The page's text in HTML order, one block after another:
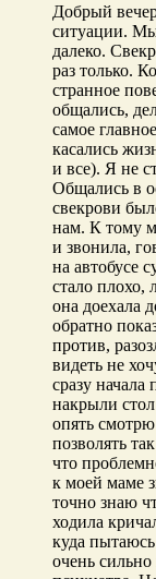
Добрый
ситуации.
далеко.
раз только.
странное
общались,
самое
касались
и все). Я не
Общались в
свекрови
нам. К тому
и звонила,
на автобусе
стало плохо,
она доехала
обратно
против,
видеть не
сразу
накрыли
опять
позволять
что
к моей маме
точно знаю
ходила
куда
очень